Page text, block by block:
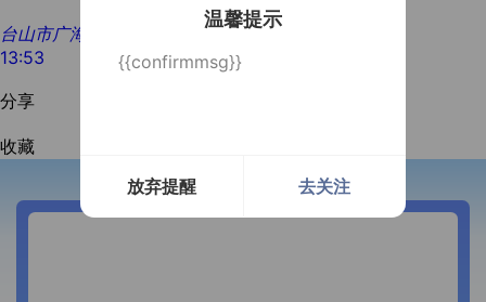
台山市广海液化石油气供应有限公司
13:53
分享
收藏
温馨提示
{{confirmmsg}}
放弃提醒 去关注